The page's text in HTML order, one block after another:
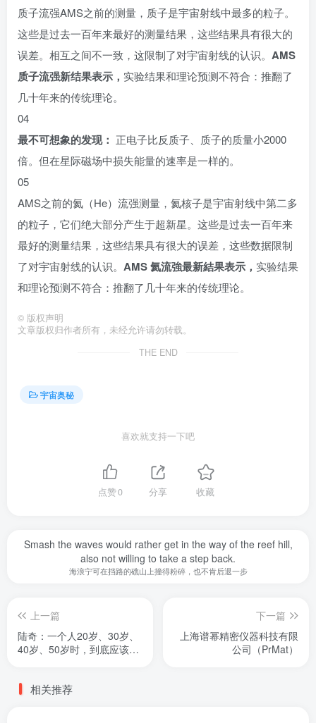
质子流强AMS之前的测量，质子是宇宙射线中最多的粒子。
这些是过去一百年来最好的测量结果，这些结果具有很大的
误差。相互之间不一致，这限制了对宇宙射线的认识。 AMS
质子流强新结果表示， 实验结果和理论预测不符合：推翻了
几十年来的传统理论。
04
最不可想象的发现： 正电子比反质子、质子的质量小2000
倍。但在星际磁场中损失能量的速率是一样的。
05
AMS之前的氦（He）流强测量，氦核子是宇宙射线中第二多
的粒子，它们绝大部分产生于超新星。这些是过去一百年来
最好的测量结果，这些结果具有很大的误差，这些数据限制
了对宇宙射线的认识。 AMS 氦流強最新結果表示， 实验结果
和理论预测不符合：推翻了几十年来的传统理论。
© 版权声明
文章版权归作者所有，未经允许请勿转载。
THE END
宇宙奥秘
喜欢就支持一下吧
点赞0 分享 收藏
Smash the waves would rather get in the way of the reef hill,
also not willing to take a step back.
海浪宁可在挡路的礁山上撞得粉碎，也不肯后退一步
上一篇
陆奇：一个人20岁、30岁、
40岁、50岁时，到底应该干
下一篇
上海谱幂精密仪器科技有限
公司（PrMat）
相关推荐